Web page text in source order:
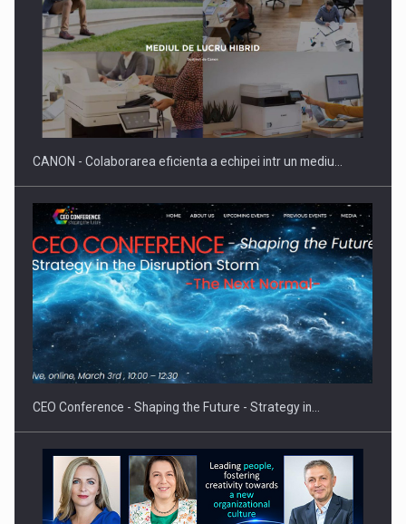
SAPTE PERSONALITATI DIN MEDIUL DE AFACERI, ACADEMIC
SI INSTITUTIONAL…
Hard Enduro Piatra Craiului 2026, fueled by benzinariile RO…
CANON - Colaborarea eficienta a echipei intr un mediu…
CEO Conference - Shaping the Future - Strategy in…